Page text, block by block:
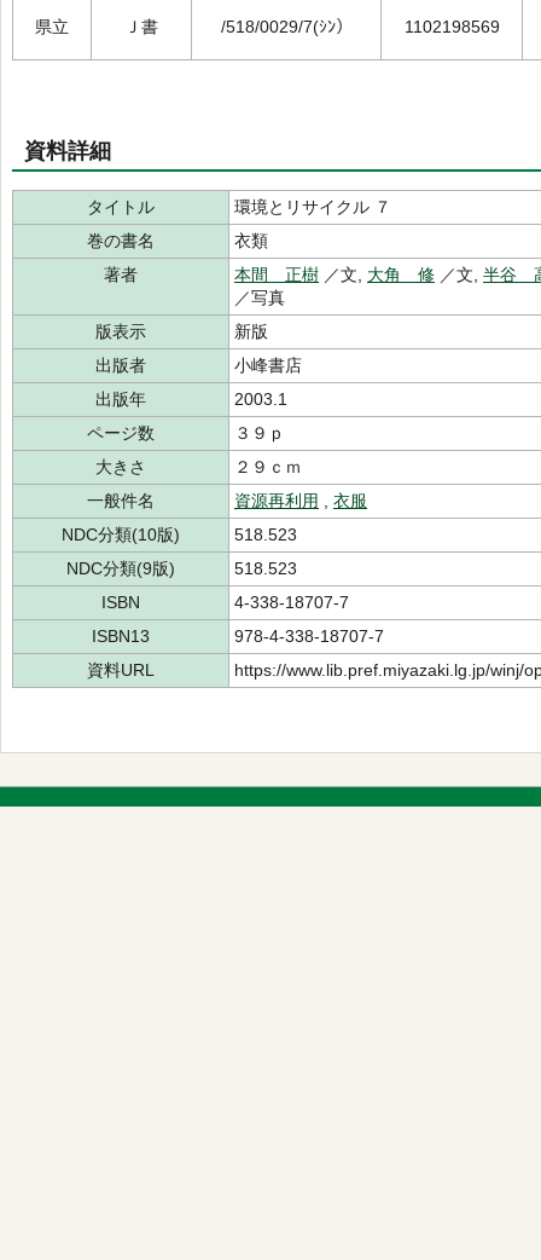
県立 Ｊ書 /518/0029/7(ｼﾝ） 1102198569
資料詳細
タイトル
環境とリサイクル ７
巻の書名
衣類
著者
本間 正樹 ／文, 大角 修 ／文, 半谷
／写真
版表示
新版
出版者
小峰書店
出版年
2003.1
ページ数
３９ｐ
大きさ
２９ｃｍ
一般件名
資源再利用
衣服
NDC分類(10版)
518.523
NDC分類(9版)
518.523
ISBN
4-338-18707-7
ISBN13
978-4-338-18707-7
資料URL
https://www.lib.pref.miyazaki.lg.jp/winj/